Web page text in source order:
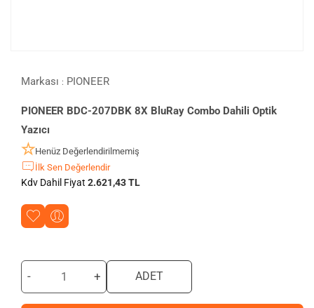
Markası : PIONEER
PIONEER BDC-207DBK 8X BluRay Combo Dahili Optik
Yazıcı
Henüz Değerlendirilmemiş
İlk Sen Değerlendir
Kdv Dahil Fiyat 2.621,43 TL
- + ADET